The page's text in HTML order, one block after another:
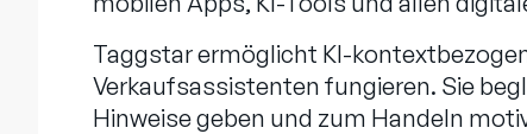
Taggstar ermöglicht KI-
Verkaufsassistenten fungieren. Sie
Hinweise geben und zum Handeln